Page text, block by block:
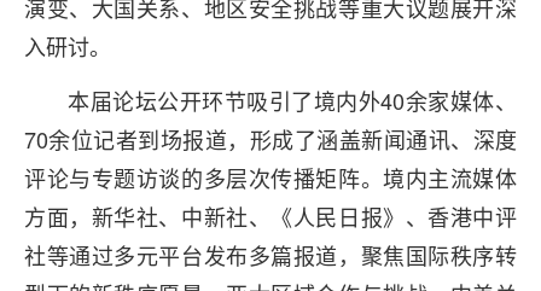
演变、大国关系、地区安全挑战等重大议题展开深
入研讨。
本届论坛公开环节吸引了境内外40余家媒体、
70余位记者到场报道，形成了涵盖新闻通讯、深度
评论与专题访谈的多层次传播矩阵。境内主流媒体
方面，新华社、中新社、《人民日报》、香港中评
社等通过多元平台发布多篇报道，聚焦国际秩序转